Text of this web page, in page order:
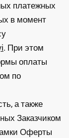
платежных
в момент
. При этом
оплаты
по
а также
Заказчиком
Оферты